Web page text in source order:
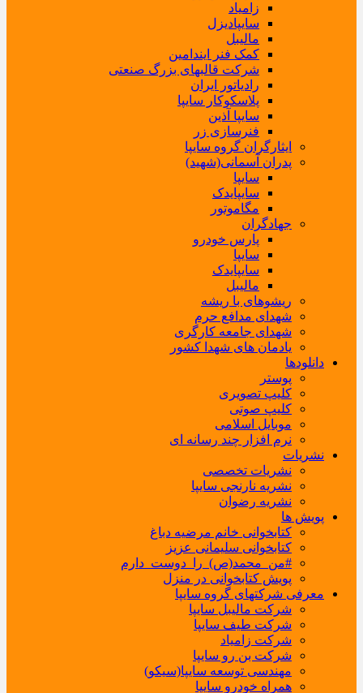
زامیاد
سایپادیزل
مالیبل
کمک فنر ایندامین
شرکت قالبهای بزرگ صنعتی
رادیاتور ایران
پلاسکوکار سایپا
سایپا آذین
فنرسازی زر
ایثارگران گروه سایپا
پدران آسمانی(شهید)
سایپا
سایپایدک
مگاموتور
جهادگران
پارس خودرو
سایپا
سایپایدک
مالیبل
ریشوهای با ریشه
شهدای مدافع حرم
شهدای جامعه کارگری
یادمان های شهدا کشور
دانلودها
پوستر
کلیپ تصویری
کلیپ صوتی
موبایل اسلامی
نرم افزار چند رسانه ای
نشریات
نشریات تخصصی
نشریه نارنجی سایپا
نشریه رضوان
پویش ها
کتابخوانی خانم مرضیه دباغ
کتابخوانی سلیمانی عزیز
#من_محمد(ص)_را_دوست_دارم
پویش کتابخوانی در منزل
معرفی شرکتهای گروه سایپا
شرکت مالیبل سایپا
شرکت طیف سایپا
شرکت زامیاد
شرکت بن رو سایپا
مهندسی توسعه سایپا(سیکو)
همراه خودرو سایپا